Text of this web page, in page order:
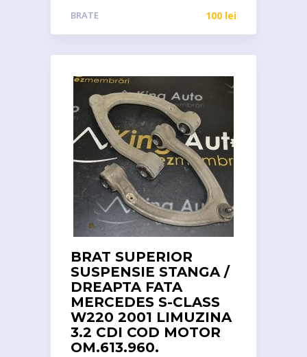
BRATE 100 lei
BRAT SUPERIOR
SUSPENSIE STANGA /
DREAPTA FATA
MERCEDES S-CLASS
W220 2001 LIMUZINA
3.2 CDI COD MOTOR
OM.613.960.